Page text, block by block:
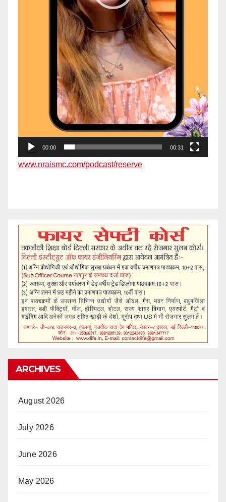
00:00 00:31
www.nraismc.com/podcast/reserve
ARCHIVES
August 2026
July 2026
June 2026
May 2026